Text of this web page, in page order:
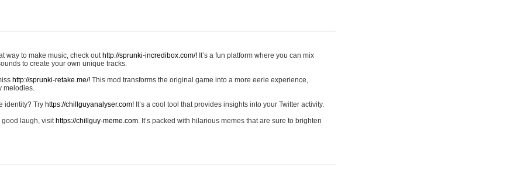
way to make music, check out http://sprunki-incredibox.com/! It’s a fun platform where you can mix
to create your own unique tracks.
http://sprunki-retake.me/! This mod transforms the original game into a more eerie experience,
melodies.
identity? Try https://chillguyanalyser.com! It’s a cool tool that provides insights into your Twitter activity.
good laugh, visit https://chillguy-meme.com. It’s packed with hilarious memes that are sure to brighten